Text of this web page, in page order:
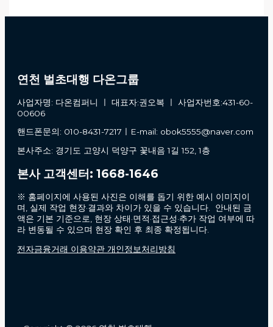
연천 벌초대행 다온그룹
사업자명: 다온컴퍼니 ㅣ 대표자:권오복 ㅣ 사업자번호:431-60-
00606
핸드폰문의: 010-8431-7217ㅣE-mail: obok5555@naver.com
본사주소: 경기도 고양시 덕양구 꽃내음 1길 152, 1층
본사 고객센터: 1668-1646
※ 홈페이지에 사용된 사진은 이해를 돕기 위한 예시 이미지이
며, 실제 작업 현장·결과와 차이가 있을 수 있습니다. 안내된 금
액은 기본 기준으로, 현장 상태·면적·접근성·추가 작업 여부에 따
라 변동될 수 있으며 현장 확인 후 최종 확정됩니다.
전자금융거래 이용약관 개인정보처리방침